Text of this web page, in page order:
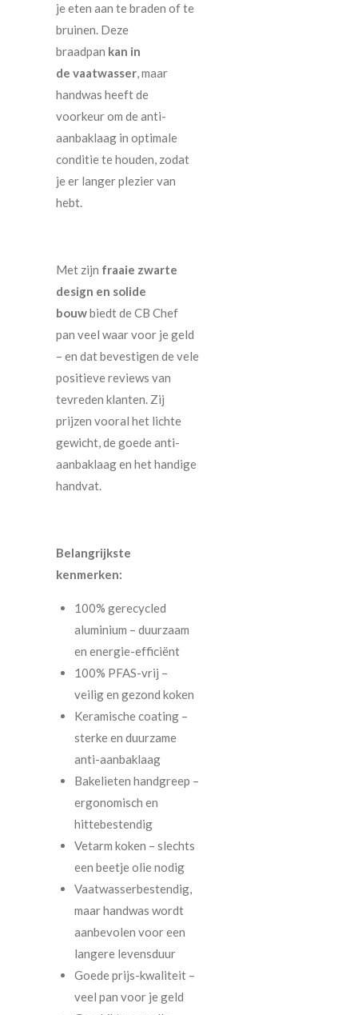
je eten aan te braden of te
bruinen. Deze
braadpan kan in
de vaatwasser, maar
handwas heeft de
voorkeur om de anti-
aanbaklaag in optimale
conditie te houden, zodat
je er langer plezier van
hebt.
Met zijn fraaie zwarte
design en solide
bouwbiedt de CB Chef
pan veel waar voor je geld
– en dat bevestigen de vele
positieve reviews van
tevreden klanten. Zij
prijzen vooral het lichte
gewicht, de goede anti-
aanbaklaag en het handige
handvat.
Belangrijkste
kenmerken:
100% gerecycled
aluminium – duurzaam
en energie-efficiënt
100% PFAS-vrij –
veilig en gezond koken
Keramische coating –
sterke en duurzame
anti-aanbaklaag
Bakelieten handgreep –
ergonomisch en
hittebestendig
Vetarm koken – slechts
een beetje olie nodig
Vaatwasserbestendig,
maar handwas wordt
aanbevolen voor een
langere levensduur
Goede prijs-kwaliteit –
veel pan voor je geld